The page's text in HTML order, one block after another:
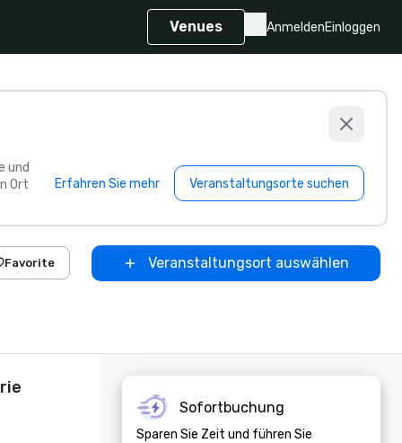
Venues AnmeldenEinloggen
und
Ort
Erfahren Sie mehr Veranstaltungsorte suchen
Favorite Veranstaltungsort auswählen
Sofortbuchung
Sparen Sie Zeit und führen Sie